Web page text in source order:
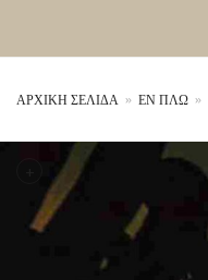
ΑΡΧΙΚΉ ΣΕΛΊΔΑ » ΕΝ ΠΛΩ »